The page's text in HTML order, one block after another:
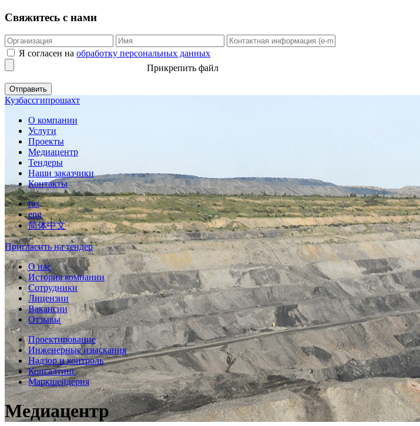
Свяжитесь с нами
Я согласен на обработку персональных данных
Прикрепить файл
Кузбассгипрошахт
О компании
Услуги
Проекты
Медиацентр
Тендеры
Наши заказчики
Контакты
rus
eng
简体中文
Пригласить на тендер
О нас
История компании
Сотрудники
Лицензии
Вакансии
Отзывы
Проектирование
Инженерные изыскания
Надзор и контроль
Консалтинг
Маркшейдерия
Медиацентр